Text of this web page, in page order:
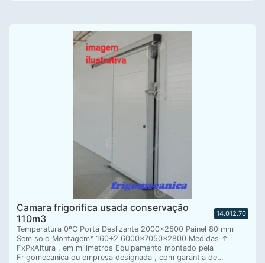
Camara frigorifica usada conservação
110m3
14.012.70
Temperatura 0ºC Porta Deslizante 2000×2500 Painel 80 mm
Sem solo Montagem* 160+2 6000x7050x2800 Medidas ↑
FxPxAltura , em milimetros Equipamento montado pela
Frigomecanica ou empresa designada , com garantia de…